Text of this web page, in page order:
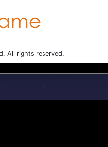
All rights reserved.